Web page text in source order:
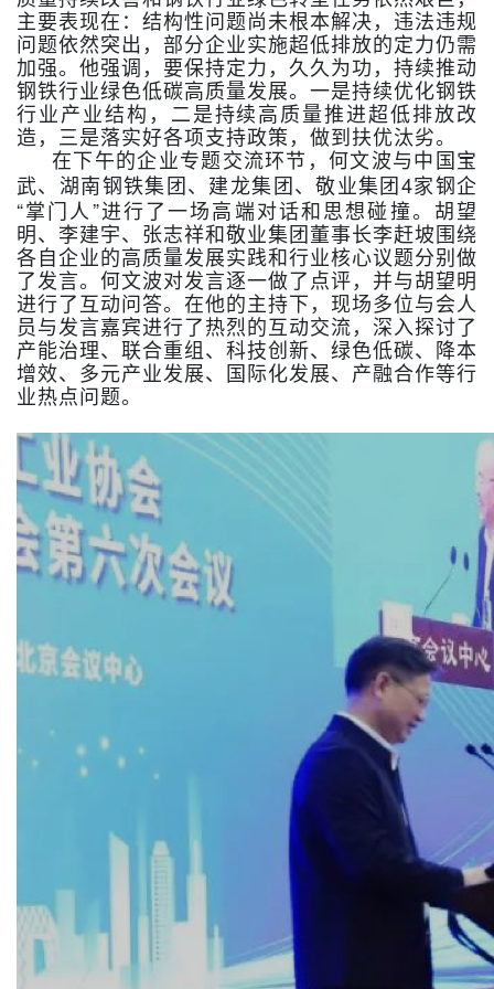
主要表现在：结构性问题尚未根本解决，违法违规
问题依然突出，部分企业实施超低排放的定力仍需
加强。他强调，要保持定力，久久为功，持续推动
钢铁行业绿色低碳高质量发展。一是持续优化钢铁
行业产业结构，二是持续高质量推进超低排放改
造，三是落实好各项支持政策，做到扶优汰劣。
在下午的企业专题交流环节，何文波与中国宝
武、湖南钢铁集团、建龙集团、敬业集团 4家钢企
“掌门人 ”进行了一场高端对话和思想碰撞。胡望
明、李建宇、张志祥和敬业集团董事长李赶坡围绕
各自企业的高质量发展实践和行业核心议题分别做
了发言。何文波对发言逐一做了点评，并与胡望明
进行了互动问答。在他的主持下，现场多位与会人
员与发言嘉宾进行了热烈的互动交流，深入探讨了
产能治理、联合重组、科技创新、绿色低碳、降本
增效、多元产业发展、国际化发展、产融合作等行
业热点问题。